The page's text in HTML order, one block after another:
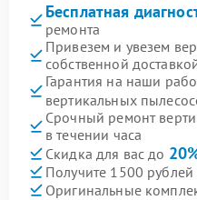
Бесплатная
ремонта
Привезем и увезем
собственной
Гарантия на наши
вертикальных
Срочный ремонт
в течении часа
Скидка для вас до
Получите 1500
Оригинальные